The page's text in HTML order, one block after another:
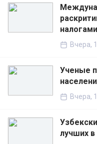
Вчера,
Ученые
Вчера,
лучших в